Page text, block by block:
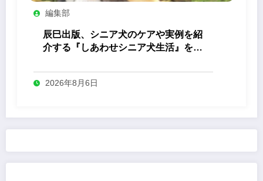
編集部
辰巳出版、シニア犬のケアや実例を紹
介する『しあわせシニア犬生活』を発
2026年8月6日